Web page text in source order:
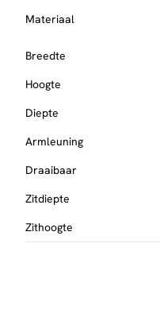
Materiaal
Breedte
Hoogte
Diepte
Armleuning
Draaibaar
Zitdiepte
Zithoogte